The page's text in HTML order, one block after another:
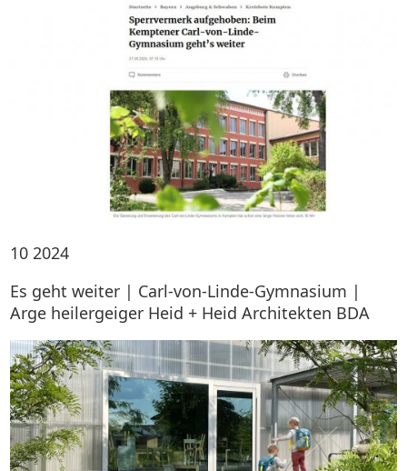
10 2024
Es geht weiter | Carl-von-Linde-Gymnasium |
Arge heilergeiger Heid + Heid Architekten BDA